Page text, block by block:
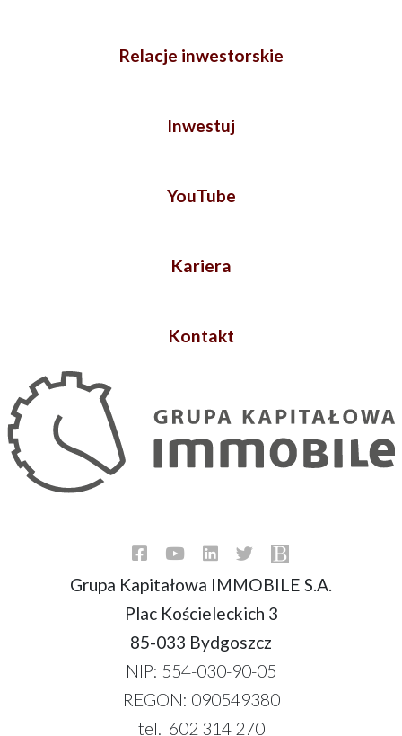
Relacje inwestorskie
Inwestuj
YouTube
Kariera
Kontakt
Grupa Kapitałowa IMMOBILE S.A.
Plac Kościeleckich 3
85-033 Bydgoszcz
NIP: 554-030-90-05
REGON: 090549380
tel. 602 314 270